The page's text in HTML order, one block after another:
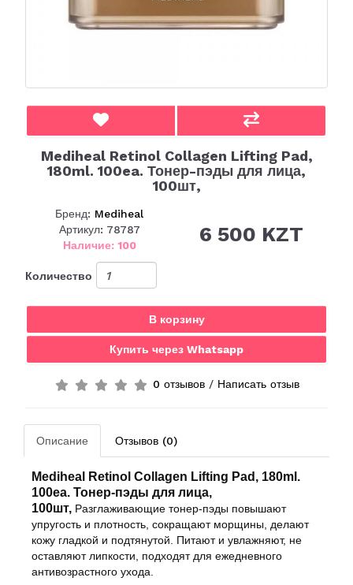
Mediheal Retinol Collagen Lifting Pad,
180ml. 100ea. Тонер-пэды для лица,
100шт,
Бренд: Mediheal
Артикул: 78787
Наличие: 100
6 500 KZT
Количество
В корзину
Купить через Whatsapp
0 отзывов/ Написать отзыв
Описание Отзывов (0)
Mediheal Retinol Collagen Lifting Pad, 180ml.
100ea. Тонер-пэды для лица,
100шт, Разглаживающие тонер-пэды повышают
упругость и плотность, сокращают морщины, делают
кожу гладкой и подтянутой. Питают и увлажняют, не
оставляют липкости, подходят для ежедневного
антивозрастного ухода.